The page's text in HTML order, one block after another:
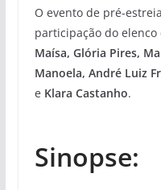
O evento de pré-
participação do elenco
Maísa, Glória Pires,
Manoela, André Luiz
e Klara Castanho.
Sinopse: